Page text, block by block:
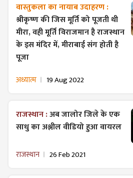
वास्तुकला का नायाब उदाहरण :
श्रीकृष्ण की जिस मूर्ति को पूजती थी
मीरा, वही मूर्ति विराजमान है राजस्थान
के इस मंदिर में, मीराबाई संग होती है
पूजा
अध्यात्म 19 Aug 2022
राजस्थान :अब जालोर जिले के एक
साधु का अश्लील वीडियो हुआ वायरल
राजस्थान 26 Feb 2021